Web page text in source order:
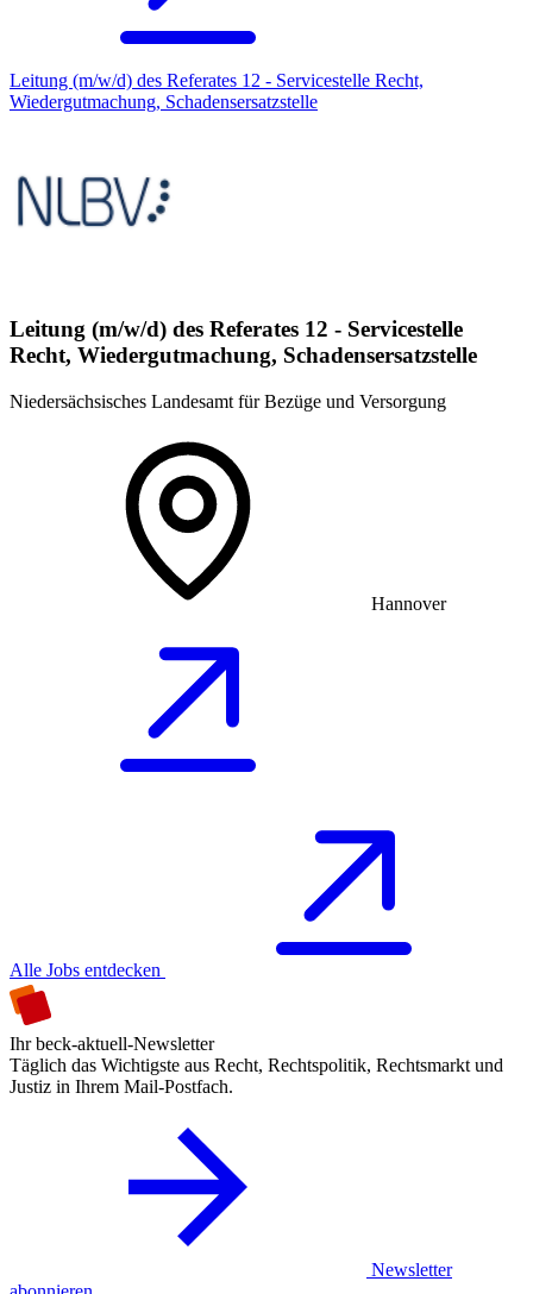
Leitung (m/w/d) des Referates 12 - Servicestelle Recht,
Wiedergutmachung, Schadensersatzstelle
Leitung (m/w/d) des Referates 12 - Servicestelle
Recht, Wiedergutmachung, Schadensersatzstelle
Niedersächsisches Landesamt für Bezüge und Versorgung
Hannover
Alle Jobs entdecken
Ihr beck-aktuell-Newsletter
Täglich das Wichtigste aus Recht, Rechtspolitik, Rechtsmarkt und
Justiz in Ihrem Mail-Postfach.
Newsletter